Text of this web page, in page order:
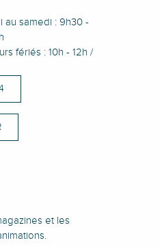
au samedi : 9h30 -
fériés : 10h - 12h /
et les